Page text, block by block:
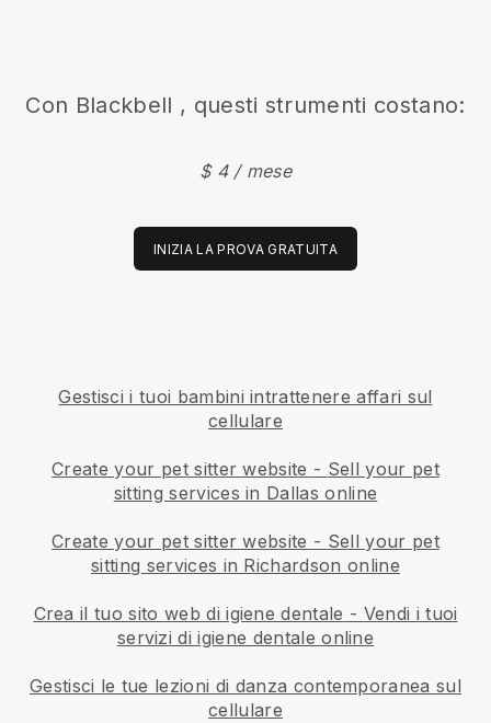
Con Blackbell , questi strumenti costano:
$ 4 / mese
INIZIA LA PROVA GRATUITA
Gestisci i tuoi bambini intrattenere affari sul
cellulare
Create your pet sitter website - Sell your pet
sitting services in Dallas online
Create your pet sitter website - Sell your pet
sitting services in Richardson online
Crea il tuo sito web di igiene dentale - Vendi i tuoi
servizi di igiene dentale online
Gestisci le tue lezioni di danza contemporanea sul
cellulare